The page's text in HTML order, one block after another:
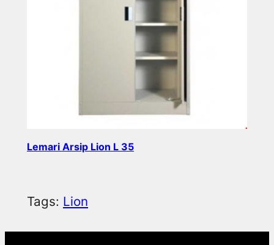
Lemari Arsip Lion L 35
Tags: Lion